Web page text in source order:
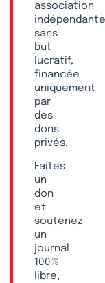
association
sans
but
lucratif,
financée
uniquement
par
des
dons
privés.
Faites
un
don
et
soutenez
un
journal
100 %
libre,